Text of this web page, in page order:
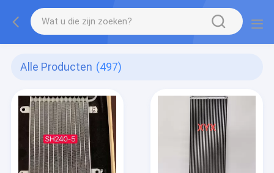
Alle Producten (497)